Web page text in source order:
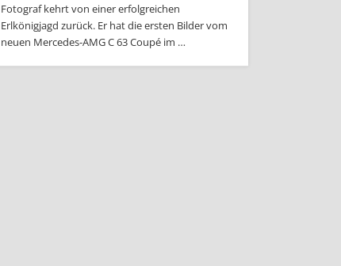
Fotograf kehrt von einer erfolgreichen
Erlkönigjagd zurück. Er hat die ersten Bilder vom
neuen Mercedes-AMG C 63 Coupé im …